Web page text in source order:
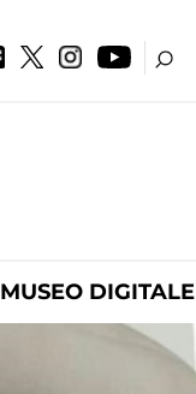
MUSEO DIGITALE